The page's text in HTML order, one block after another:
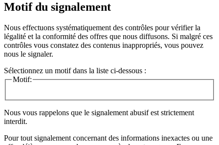
Motif du signalement
Nous effectuons systématiquement des contrôles pour vérifier la
légalité et la conformité des offres que nous diffusons. Si malgré ces
contrôles vous constatez des contenus inappropriés, vous pouvez
nous le signaler.
Sélectionnez un motif dans la liste ci-dessous :
Motif:
Nous vous rappelons que le signalement abusif est strictement
interdit.
Pour tout signalement concernant des informations inexactes ou une